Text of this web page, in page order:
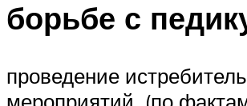
борьбе с
проведение
мероприятий. (по